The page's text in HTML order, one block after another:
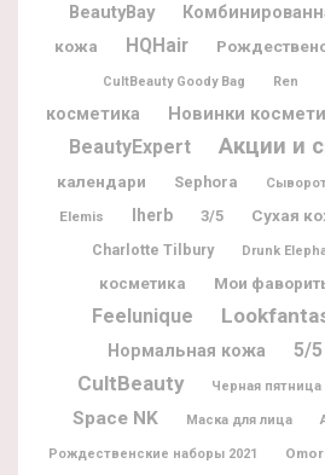
BeautyBay
кожа
HQHair
CultBeauty Goody Bag Ren
косметика
Новинки
BeautyExpert Акции и
календари
Sephora
Elemis Iherb 3/5 Сухая
Charlotte Tilbury Drunk
косметика
Мои
Feelunique
Нормальная кожа 5/5
CultBeauty Черная пятница
Space NK Маска для лица
Рождественские наборы 2021